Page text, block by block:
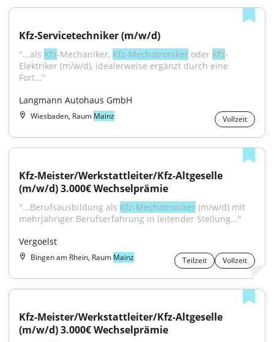
Kfz-Servicetechniker (m/w/d)
"...als Kfz-Mechaniker, Kfz-Mechatroniker oder Kfz-
Elektriker (m/w/d), idealerweise ergänzt durch eine
Fort..."
Langmann Autohaus GmbH
Wiesbaden, Raum Mainz Vollzeit
Kfz-Meister/Werkstattleiter/Kfz-Altgeselle
(m/w/d) 3.000€ Wechselprämie
"...Berufsausbildung als Kfz-Mechatroniker (m/w/d) mit
mehrjähriger Berufserfahrung in leitender Stellung..."
Vergoelst
Bingen am Rhein, Raum Mainz Teilzeit Vollzeit
Kfz-Meister/Werkstattleiter/Kfz-Altgeselle
(m/w/d) 3.000€ Wechselprämie